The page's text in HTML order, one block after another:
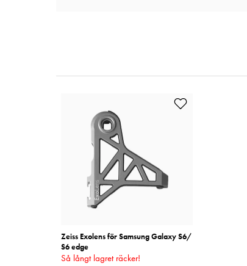
Zeiss Exolens för Samsung Galaxy S6/
S6 edge
Så långt lagret räcker!